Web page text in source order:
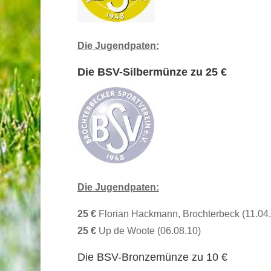
Die Jugendpaten:
Die BSV-Silbermünze zu 25 €
Die Jugendpaten:
25 € Florian Hackmann, Brochterbeck
25 € Up de Woote (06.08.10)
Die BSV-Bronzemünze zu 10 €